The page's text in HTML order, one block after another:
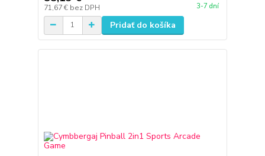
71,67 € bez DPH 3-7 dní
Pridať do košíka